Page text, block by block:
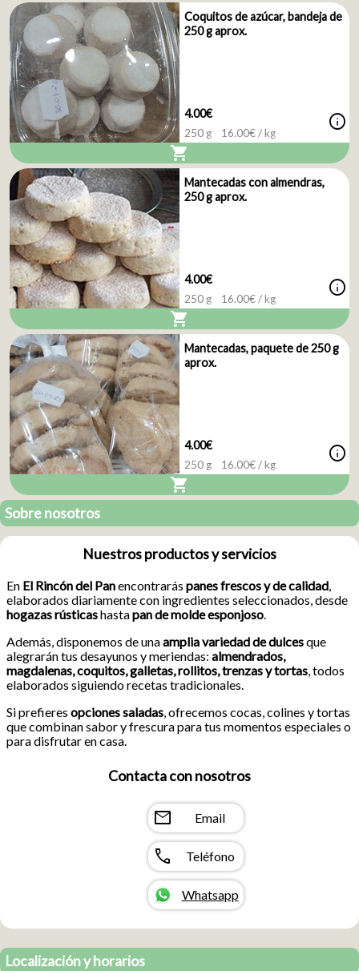
Coquitos de azúcar, bandeja de
250 g aprox.
4.00€
250 g 16.00€ / kg info
shopping_cart
Mantecadas con almendras,
250 g aprox.
4.00€
250 g 16.00€ / kg info
shopping_cart
Mantecadas, paquete de 250 g
aprox.
4.00€
250 g 16.00€ / kg info
shopping_cart
Sobre nosotros
Nuestros productos y servicios
En El Rincón del Panencontrarás panes frescos y de calidad,
elaborados diariamente con ingredientes seleccionados, desde
hogazas rústicashastapan de moldeesponjoso.
Además, disponemos de unaamplia variedad de dulcesque
alegrarán tus desayunos y meriendas: almendrados,
magdalenas, coquitos, galletas, rollitos, trenzas y tortas, todos
elaborados siguiendo recetas tradicionales.
Si prefieres opciones saladas, ofrecemos cocas, colines y tortas
que combinan sabor y frescura para tus momentos especiales o
para disfrutar en casa.
Contacta con nosotros
mail Email
call Teléfono
Whatsapp
Localización y horarios